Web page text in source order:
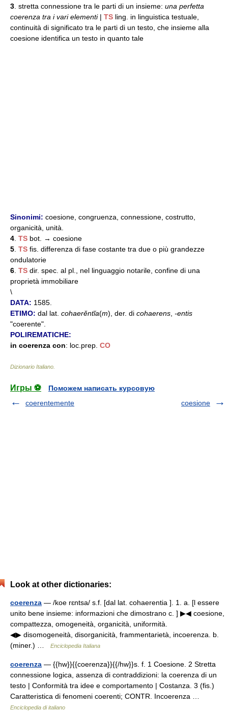
3 . stretta connessione tra le parti di un insieme: una perfetta
coerenza tra i vari elementi| TS ling. in linguistica testuale,
continuità di significato tra le parti di un testo, che insieme alla
coesione identifica un testo in quanto tale
Sinonimi: coesione, congruenza, connessione, costrutto,
organicità, unità.
4 TS bot. → coesione
5 TS fis. differenza di fase costante tra due o più grandezze
ondulatorie
6 TS dir. spec. al pl., nel linguaggio notarile, confine di una
proprietà immobiliare
\
DATA: 1585.
ETIMO: dal lat. cohaerĕntĭa(m), der. di cohaerens -entis
"coerente".
POLIREMATICHE:
in coerenza con: loc.prep. CO
Dizionario Italiano
Игры ⚽
Поможем написать курсовую
coerentemente
coesione
Look at other dictionaries:
coerenza — /koe rɛntsa/ s.f. [dal lat. cohaerentia ]. 1. a. [l essere
unito bene insieme: informazioni che dimostrano c. ] ▶◀ coesione,
compattezza, omogeneità, organicità, uniformità.
◀▶ disomogeneità, disorganicità, frammentarietà, incoerenza. b.
(miner.) …
Enciclopedia Italiana
coerenza — {{hw}}{{coerenza}}{{/hw}}s. f. 1 Coesione. 2 Stretta
connessione logica, assenza di contraddizioni: la coerenza di un
testo | Conformità tra idee e comportamento | Costanza. 3 (fis.)
Caratteristica di fenomeni coerenti; CONTR. Incoerenza …
Enciclopedia di italiano